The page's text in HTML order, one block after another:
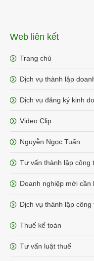
Web liên kết
Trang chủ
Dịch vụ thành lập
Dịch vụ đăng ký kinh
Video Clip
Nguyễn Ngọc Tuấn
Tư vấn thành lập công
Doanh nghiệp mới cần
Dịch vụ thành lập công
Thuế kế toán
Tư vấn luật thuế